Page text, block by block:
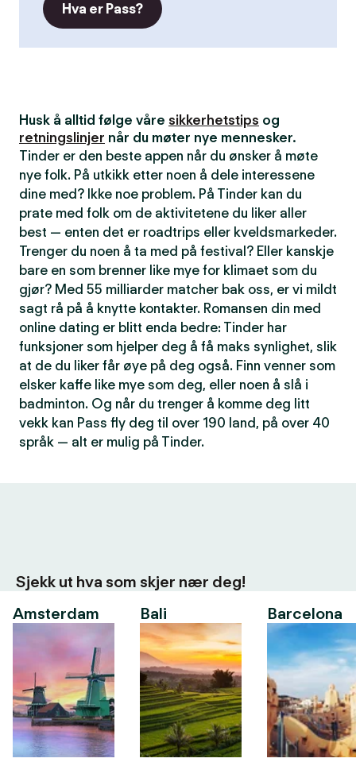
Hva er Pass?
Husk å alltid følge våre sikkerhetstips og
retningslinjer når du møter nye mennesker.
Tinder er den beste appen når du ønsker å møte
nye folk. På utkikk etter noen å dele interessene
dine med? Ikke noe problem. På Tinder kan du
prate med folk om de aktivitetene du liker aller
best — enten det er roadtrips eller kveldsmarkeder.
Trenger du noen å ta med på festival? Eller kanskje
bare en som brenner like mye for klimaet som du
gjør? Med 55 milliarder matcher bak oss, er vi mildt
sagt rå på å knytte kontakter. Romansen din med
online dating er blitt enda bedre: Tinder har
funksjoner som hjelper deg å få maks synlighet, slik
at de du liker får øye på deg også. Finn venner som
elsker kaffe like mye som deg, eller noen å slå i
badminton. Og når du trenger å komme deg litt
vekk kan Pass fly deg til over 190 land, på over 40
språk — alt er mulig på Tinder.
Sjekk ut hva som skjer nær deg!
Amsterdam
Bali Barcelona